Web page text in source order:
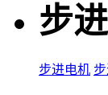
步
步进电机